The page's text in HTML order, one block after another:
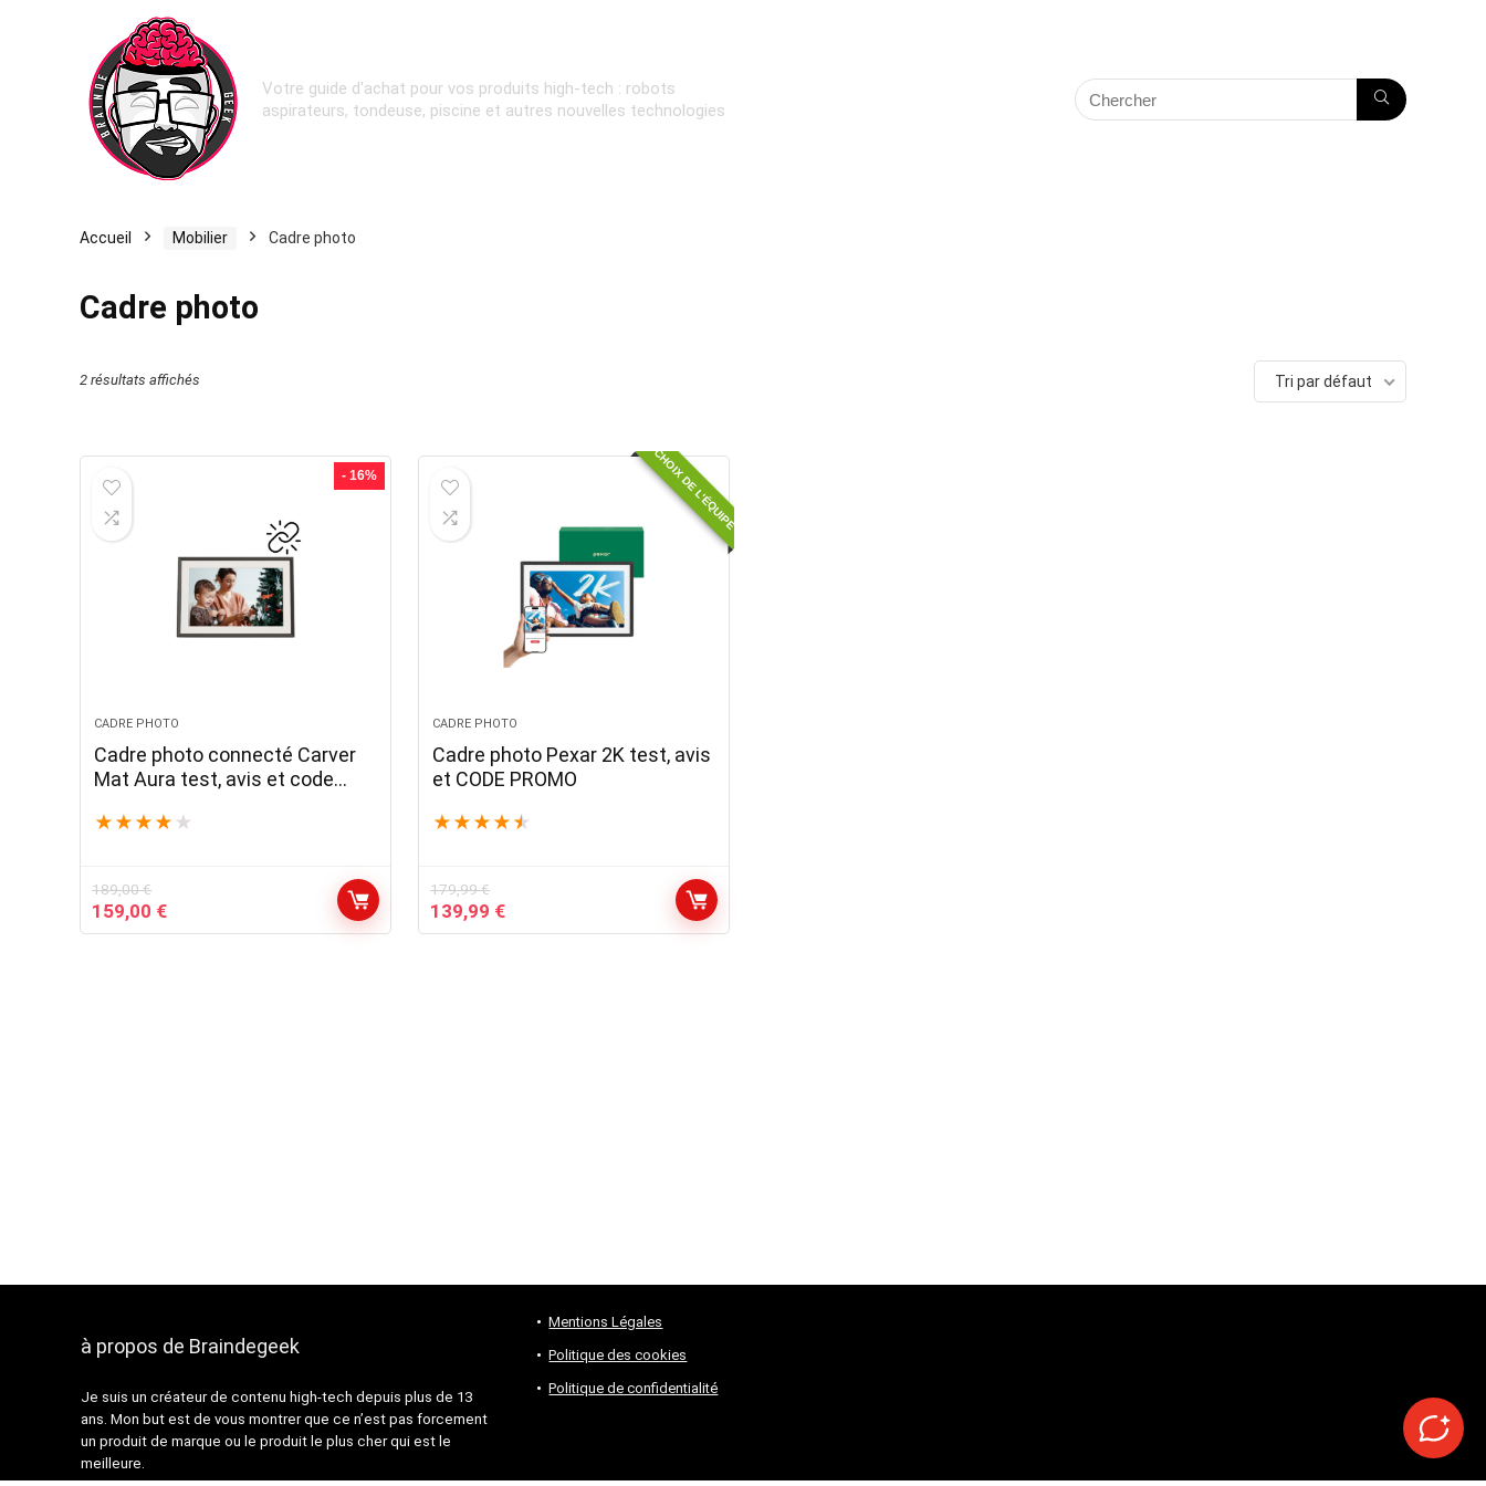
Votre guide d'achat pour vos produits high-tech : robots
aspirateurs, tondeuse, piscine et autres nouvelles technologies
Accueil Mobilier Cadre photo
Cadre photo
2 résultats affichés Tri par défaut
- 16%
CADRE PHOTO
Cadre photo connecté Carver
Mat Aura test, avis et code
★ ★ ★ ★ ★
189,00€
Le
prix
159,00 €Le
prix
CHOIX DE L'ÉQUIPE
CADRE PHOTO
Cadre photo Pexar 2K test, avis
et CODE PROMO
★ ★ ★ ★ ★
179,99€
Le
prix
139,99 €Le
prix
à propos de Braindegeek
Je suis un créateur de contenu high-tech depuis plus de 13
ans. Mon but est de vous montrer que ce n’est pas forcement
un produit de marque ou le produit le plus cher qui est le
meilleure.
Mentions Légales
Politique des cookies
Politique de confidentialité